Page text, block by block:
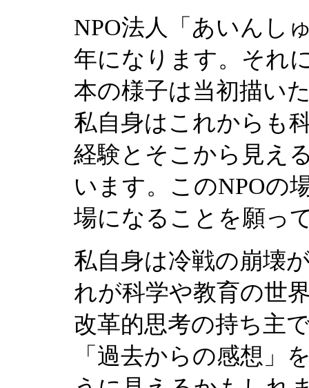
NPO法人「あいんし
年になります。それ
本の様子は当初描い
私自身はこれからも
経験とそこから見え
います。このNPOの
場になることを願っ
私自身は冷戦の崩壊
れが科学や教育の世
改革的思考の持ち主
「過去からの感想」